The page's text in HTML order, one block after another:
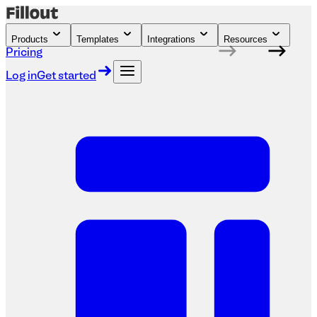
Products Templates Integrations Resources
Pricing
Log inGet started